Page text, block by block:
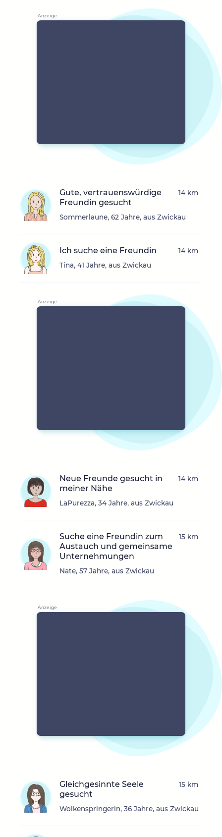
Gute, vertrauenswürdige
Freundin gesucht
Sommerlaune, 62 Jahre, aus Zwickau
14 km
Ich suche eine Freundin
Tina, 41 Jahre, aus Zwickau
14 km
Neue Freunde gesucht in
meiner Nähe
LaPurezza, 34 Jahre, aus Zwickau
14 km
Suche eine Freundin zum
Austauch und gemeinsame
Unternehmungen
Nate, 57 Jahre, aus Zwickau
15 km
Gleichgesinnte Seele
gesucht
Wolkenspringerin, 36 Jahre, aus Zwickau
15 km